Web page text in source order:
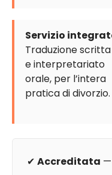
Servizio
Traduzione scritta
e interpretariato
orale, per l’intera
pratica di divorzio.
✔ Accreditata —